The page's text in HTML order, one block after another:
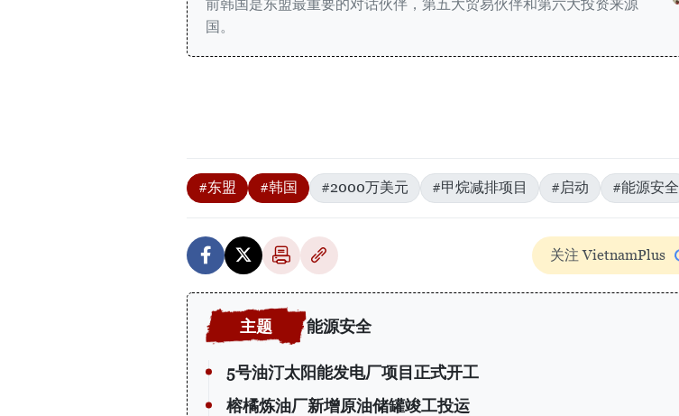
前韩国是东盟最重要的对话伙伴，第五大贸易伙伴和第六大投资来源
国。
#东盟 #韩国 #2000万美元 #甲烷减排项目 #启动 #能源安全
关注 VietnamPlus
能源安全
5号油汀太阳能发电厂项目正式开工
榕橘炼油厂新增原油储罐竣工投运